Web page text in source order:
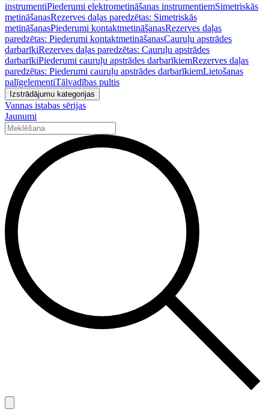
instrumentiPiederumi elektrometināšanas instrumentiemSimetriskās
metināšanasRezerves daļas paredzētas: Simetriskās
metināšanasPiederumi kontaktmetināšanasRezerves daļas
paredzētas: Piederumi kontaktmetināšanasCauruļu apstrādes
darbarīkiRezerves daļas paredzētas: Cauruļu apstrādes
darbarīkiPiederumi cauruļu apstrādes darbarīkiemRezerves daļas
paredzētas: Piederumi cauruļu apstrādes darbarīkiemLietošanas
palīgelementiTālvadības pultis
Izstrādājumu kategorijas
Vannas istabas sērijas
Jaunumi